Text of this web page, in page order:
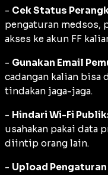
- Cek Status
pengaturan medsos,
akses ke akun FF
- Gunakan Email
cadangan kalian bisa
tindakan jaga-jaga.
- Hindari Wi-Fi
usahakan pakai data
diintip orang lain.
- Upload